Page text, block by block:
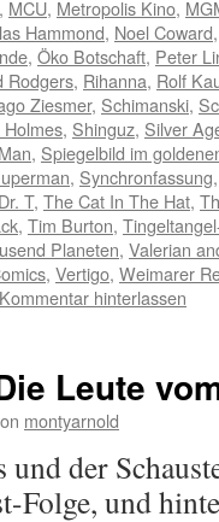
, MCU, Metropolis Kino,
Hammond, Noel Coward
, Öko Botschaft, Peter
Rodgers, Rihanna, Rolf
Ziesmer, Schimanski,
, Shinguz, Silver
, Spiegelbild im
, Synchronfassung
T, The Cat In The Hat,
, Tim Burton,
Planeten, Valerian
, Vertigo, Weimarer
Kommentar hinterlassen
Leute
montyarnold
und der
Folge, und